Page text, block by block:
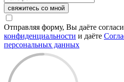
свяжитесь со мной
Отправляя форму, Вы даёте
конфиденциальности и даёте
персональных данных